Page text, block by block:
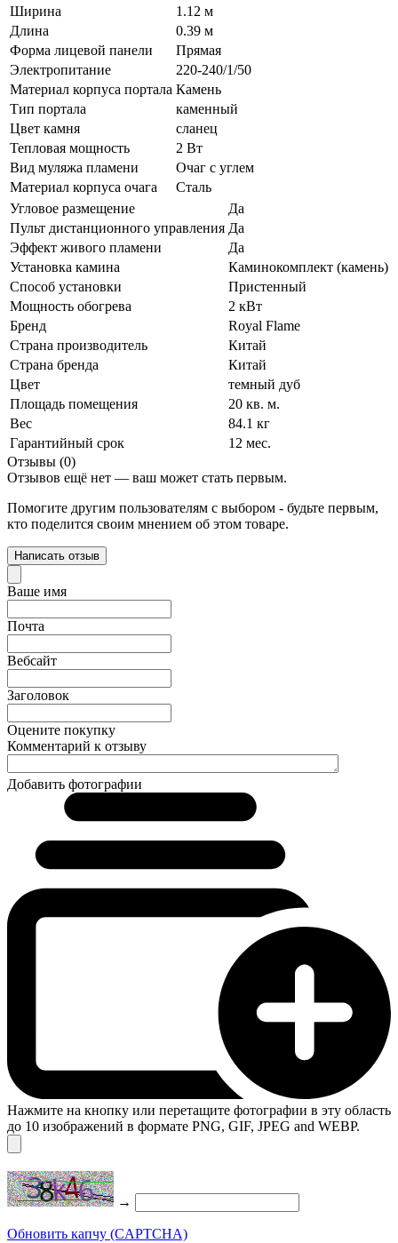
Ширина
1.12 м
Длина
0.39 м
Форма лицевой панели
Прямая
Электропитание
220-240/1/50
Материал корпуса портала Камень
Тип портала
каменный
Цвет камня
сланец
Тепловая мощность
2 Вт
Вид муляжа пламени
Очаг с углем
Материал корпуса очага
Сталь
Угловое размещение
Да
Пульт дистанционного управления Да
Эффект живого пламени
Да
Установка камина
Каминокомплект (камень)
Способ установки
Пристенный
Мощность обогрева
2 кВт
Бренд
Royal Flame
Страна производитель
Китай
Страна бренда
Китай
Цвет
темный дуб
Площадь помещения
20 кв. м.
Вес
84.1 кг
Гарантийный срок
12 мес.
Отзывы (0)
Отзывов ещё нет — ваш может стать первым.
Помогите другим пользователям с выбором - будьте первым,
кто поделится своим мнением об этом товаре.
Написать отзыв
Ваше имя
Почта
Вебсайт
Заголовок
Оцените покупку
Комментарий к отзыву
Добавить фотографии
Нажмите на кнопку или перетащите фотографии в эту область
до 10 изображений в формате PNG, GIF, JPEG and WEBP.
→
Обновить капчу (CAPTCHA)